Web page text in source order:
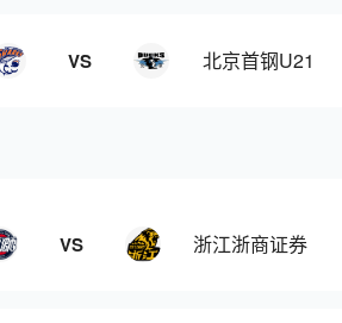
VS 北京首钢U21
VS 浙江浙商证券